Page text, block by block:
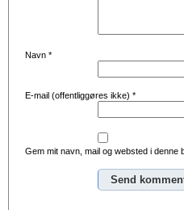
Navn *
E-mail (offentliggøres ikke) *
Gem mit navn, mail og websted i